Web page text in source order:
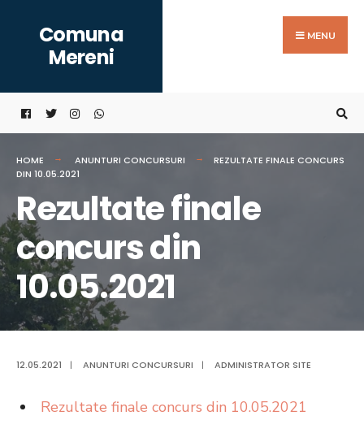
content
Comuna
Mereni
MENU
HOME ANUNTURI CONCURSURI
REZULTATE FINALE CONCURS
DIN 10.05.2021
Rezultate finale
concurs din
10.05.2021
12.05.2021 | ANUNTURI CONCURSURI | ADMINISTRATOR SITE
Rezultate finale concurs din 10.05.2021
for: